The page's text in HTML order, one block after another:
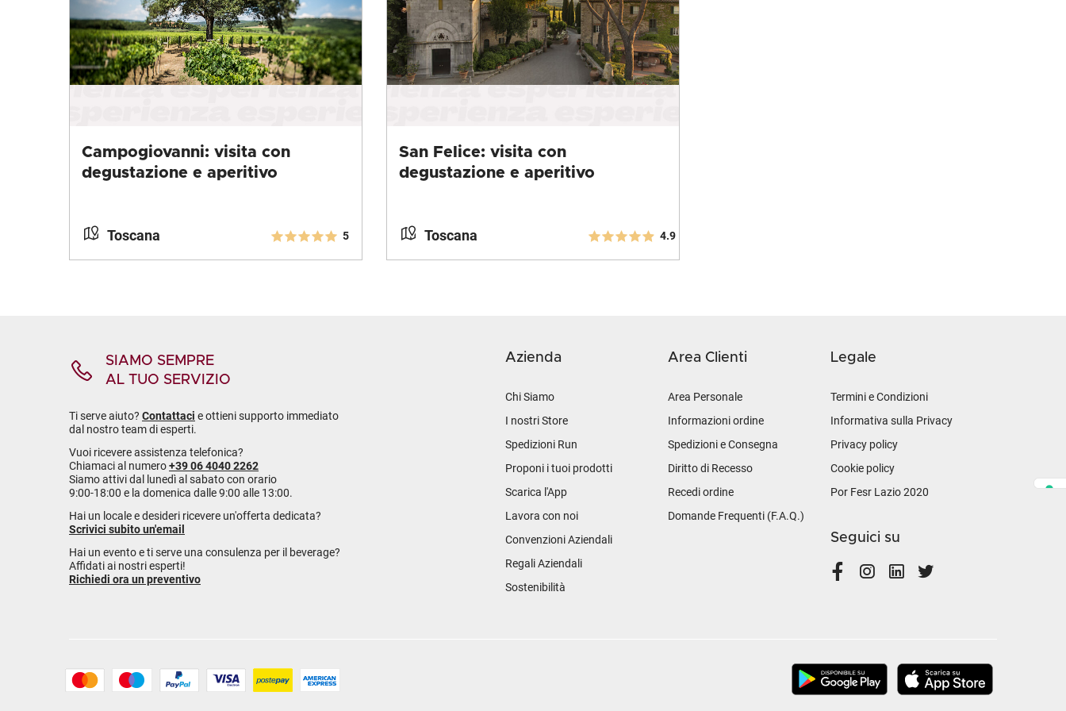
Campogiovanni: visita con
degustazione e aperitivo
Toscana 5
San Felice: visita con
degustazione e aperitivo
Toscana 4.9
SIAMO SEMPRE
AL TUO SERVIZIO
Ti serve aiuto? Contattaci e ottieni supporto immediato
dal nostro team di esperti.
Vuoi ricevere assistenza telefonica?
Chiamaci al numero+39 06 4040 2262
Siamo attivi dal lunedì al sabato con orario
9:00-18:00 e la domenica dalle 9:00 alle 13:00.
Hai un locale e desideri ricevere un'offerta dedicata?
Scrivici subito un'email
Hai un evento e ti serve una consulenza per il beverage?
Affidati ai nostri esperti!
Richiedi ora un preventivo
Azienda
Chi Siamo
I nostri Store
Spedizioni Run
Proponi i tuoi prodotti
Scarica l'App
Lavora con noi
Convenzioni Aziendali
Regali Aziendali
Sostenibilità
Area Clienti
Area Personale
Informazioni ordine
Spedizioni e Consegna
Diritto di Recesso
Recedi ordine
Domande Frequenti (F.A.Q.)
Legale
Termini e Condizioni
Informativa sulla Privacy
Privacy policy
Cookie policy
Por Fesr Lazio 2020
Seguici su